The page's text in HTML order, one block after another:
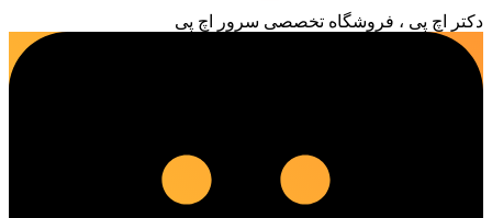
دکتر اچ پی ، فروشگاه تخصصی سرور اچ پی